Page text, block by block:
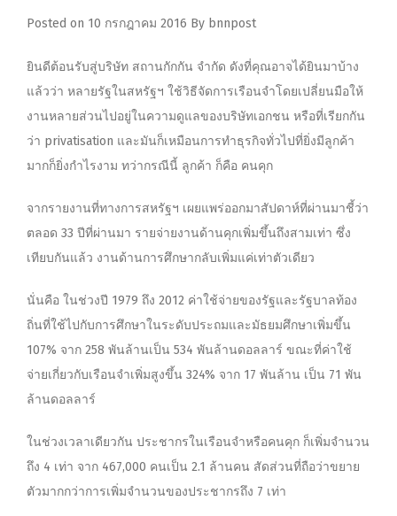
Posted on 10 กรกฎาคม 2016 By bnnpost
ยินดีต้อนรับสู่บริษัท สถานกักกัน จำกัด ดังที่คุณอาจได้ยินมาบ้าง
แล้วว่า หลายรัฐในสหรัฐฯ ใช้วิธีจัดการเรือนจำโดยเปลี่ยนมือให้
งานหลายส่วนไปอยู่ในความดูแลของบริษัทเอกชน หรือที่เรียกกัน
ว่า privatisation และมันก็เหมือนการทำธุรกิจทั่วไปที่ยิ่งมีลูกค้า
มากก็ยิ่งกำไรงาม ทว่ากรณีนี้ ลูกค้า ก็คือ คนคุก
จากรายงานที่ทางการสหรัฐฯ เผยแพร่ออกมาสัปดาห์ที่ผ่านมาชี้ว่า
ตลอด 33 ปีที่ผ่านมา รายจ่ายงานด้านคุกเพิ่มขึ้นถึงสามเท่า ซึ่ง
เทียบกันแล้ว งานด้านการศึกษากลับเพิ่มแค่เท่าตัวเดียว
นั่นคือ ในช่วงปี 1979 ถึง 2012 ค่าใช้จ่ายของรัฐและรัฐบาลท้อง
ถิ่นที่ใช้ไปกับการศึกษาในระดับประถมและมัธยมศึกษาเพิ่มขึ้น
107% จาก 258 พันล้านเป็น 534 พันล้านดอลลาร์ ขณะที่ค่าใช้
จ่ายเกี่ยวกับเรือนจำเพิ่มสูงขึ้น 324% จาก 17 พันล้าน เป็น 71 พัน
ล้านดอลลาร์
ในช่วงเวลาเดียวกัน ประชากรในเรือนจำหรือคนคุก ก็เพิ่มจำนวน
ถึง 4 เท่า จาก 467,000 คนเป็น 2.1 ล้านคน สัดส่วนที่ถือว่าขยาย
ตัวมากกว่าการเพิ่มจำนวนของประชากรถึง 7 เท่า